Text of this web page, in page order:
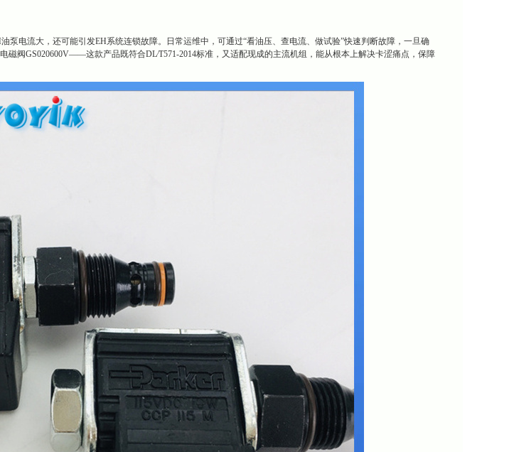
泵电流大，还可能引发EH系统连锁故障。日常运维中，可通过“看油压、查电流、做试验”快速判断故障，一旦确
磁阀GS020600V——这款产品既符合DL∕T571-2014标准，又适配现成的主流机组，能从根本上解决卡涩痛点，保障